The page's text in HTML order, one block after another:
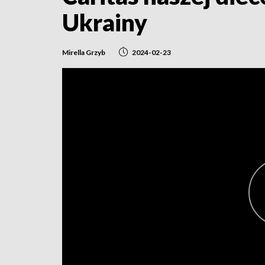
Ukrainy
Mirella Grzyb 2024-02-23